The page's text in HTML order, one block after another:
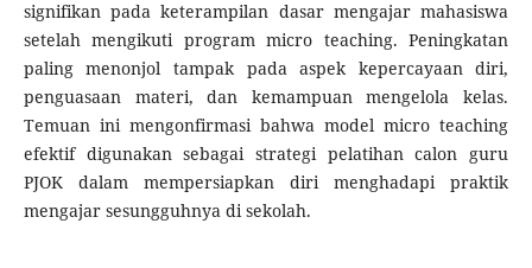
signifikan pada keterampilan dasar mengajar mahasiswa
setelah mengikuti program micro teaching. Peningkatan
paling menonjol tampak pada aspek kepercayaan diri,
penguasaan materi, dan kemampuan mengelola kelas.
Temuan ini mengonfirmasi bahwa model micro teaching
efektif digunakan sebagai strategi pelatihan calon guru
PJOK dalam mempersiapkan diri menghadapi praktik
mengajar sesungguhnya di sekolah.